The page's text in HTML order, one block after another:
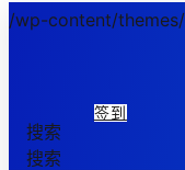
/wp-content/
签到
搜索
搜索